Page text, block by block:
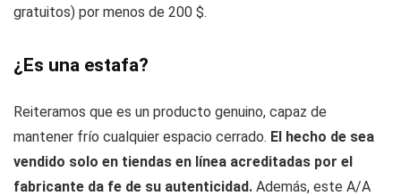
gratuitos) por menos de 200 $.
¿Es una estafa?
Reiteramos que es un producto genuino, capaz de
mantener frío cualquier espacio cerrado. El hecho de sea
vendido solo en tiendas en línea acreditadas por el
fabricante da fe de su autenticidad. Además, este A/A